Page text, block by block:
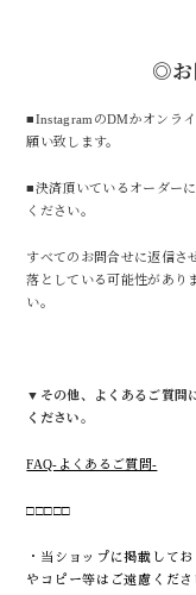
◎お
■InstagramのDMかオンラ
願い致します。
■決済頂いているオーダー
ください。
すべてのお問合せに返信さ
落としている可能性があり
い。
▼その他、よくあるご質問
ください。
FAQ-よくあるご質問-
□□□□□
・当ショップに掲載して
やコピー等はご遠慮くださ